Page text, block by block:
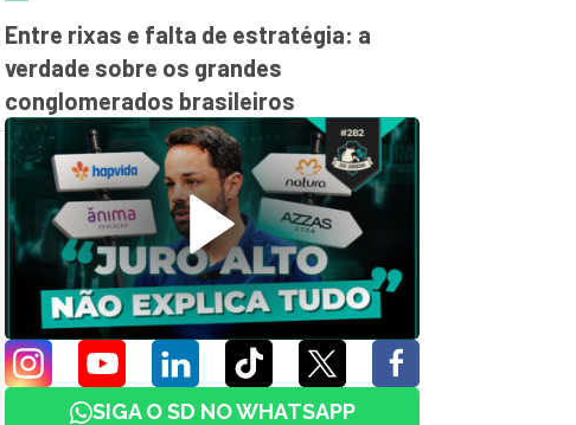
Entre rixas e falta de estratégia: a
verdade sobre os grandes
conglomerados brasileiros
SIGA O SD NO WHATSAPP